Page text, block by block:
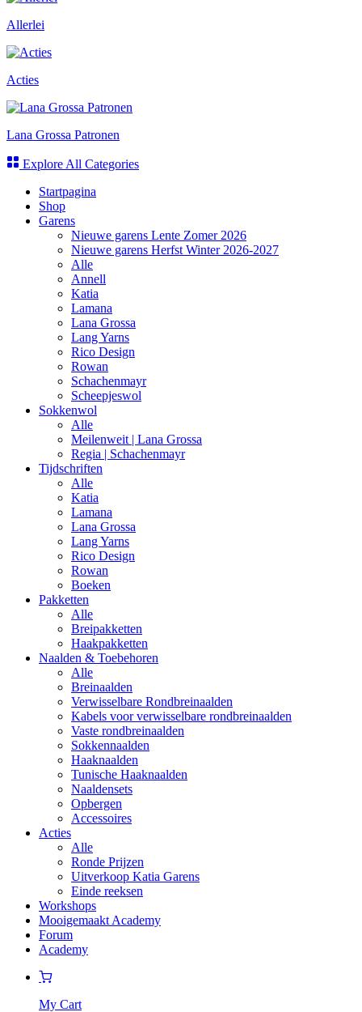
Allerlei
Acties
Lana Grossa Patronen
Explore All Categories
Startpagina
Shop
Garens
Nieuwe garens Lente Zomer 2026
Nieuwe garens Herfst Winter 2026-2027
Alle
Annell
Katia
Lamana
Lana Grossa
Lang Yarns
Rico Design
Rowan
Schachenmayr
Scheepjeswol
Sokkenwol
Alle
Meilenweit | Lana Grossa
Regia | Schachenmayr
Tijdschriften
Alle
Katia
Lamana
Lana Grossa
Lang Yarns
Rico Design
Rowan
Boeken
Pakketten
Alle
Breipakketten
Haakpakketten
Naalden & Toebehoren
Alle
Breinaalden
Verwisselbare Rondbreinaalden
Kabels voor verwisselbare rondbreinaalden
Vaste rondbreinaalden
Sokkennaalden
Haaknaalden
Tunische Haaknaalden
Naaldensets
Opbergen
Accessoires
Acties
Alle
Ronde Prijzen
Uitverkoop Katia Garens
Einde reeksen
Workshops
Mooigemaakt Academy
Forum
Academy
My Cart